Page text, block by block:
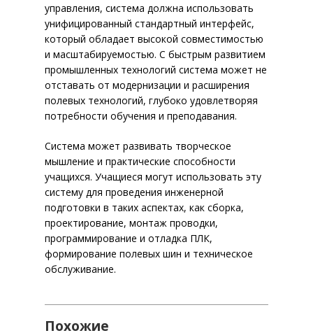
управления, система должна использовать
унифицированный стандартный интерфейс,
который обладает высокой совместимостью
и масштабируемостью. С быстрым развитием
промышленных технологий система может не
отставать от модернизации и расширения
полевых технологий, глубоко удовлетворяя
потребности обучения и преподавания.
Система может развивать творческое
мышление и практические способности
учащихся. Учащиеся могут использовать эту
систему для проведения инженерной
подготовки в таких аспектах, как сборка,
проектирование, монтаж проводки,
программирование и отладка ПЛК,
формирование полевых шин и техническое
обслуживание.
Похожие
НОУТБУКИ LATITUDE
НОУТБУКИ INSPIRON
НОУТБУКИ VOSTRO
PRECISION
СЕРВЕРЫ
СЕРВЕРЫ В КОРПУСЕ
СЕРВЕРЫ ДЛЯ
ИНФРАСТРУКТУРА ЦОД
СИСТЕМЫ ХРАНЕНИЯ
РЕЗЕРВНОЕ
СЕРВЕРНОЕ РАСШИРЕНИЕ
ПРОГРАММНО
IP-ТЕЛЕФОНИЯ
АКСЕССУАРЫ
VOIP-ШЛЮЗЫ
ГАРНИТУРЫ
1C БИТРИКС —
СИСТЕМА УПРАВЛЕНИЯ
ПРЕДПРИЯТИЯ
BPM’ONLINESALES — CRM-
ДЛЯ ПРОФЕССИОНАЛЬНОГО
СИСТЕМА
ИНФРАСТРУКТУРЫ
СИСТЕМА ДЛЯ
УПРАВЛЕНИЯ КОМПАНИЕЙ
МОНИТОРИНГ
О НАС
ОТЗЫВЫ
СЕРТИФИКАТЫ
НОВОСТИ
ЖИЗНЬ КОМПАНИИ
КОНТАКТЫ
IT ОБОРУДОВАНИЕ
ВИДЕОНАБЛЮДЕНИЕ